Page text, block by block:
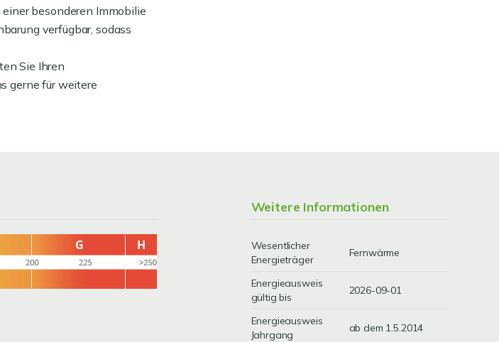
besonderen Immobilie
verfügbar, sodass
Sie Ihren
gerne für weitere
Weitere Informationen
Wesentlicher
Energieträger
Fernwärme
Energieausweis
gültig bis
2026-09-01
Energieausweis
Jahrgang
ab dem 1.5.2014